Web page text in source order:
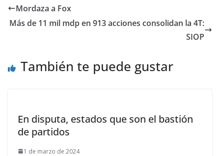
Mordaza a Fox
Más de 11 mil mdp en 913 acciones consolidan la 4T:
SIOP
También te puede gustar
En disputa, estados que son el bastión
de partidos
1 de marzo de 2024